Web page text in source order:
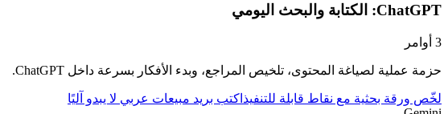
ChatGPT: الكتابة والبحث اليومي
3 أوامر
حزمة عملية لصياغة المحتوى، تلخيص المراجع، وبدء الأفكار بسرعة داخل ChatGPT.
لخّص ورقة بحثية مع نقاط قابلة للتنفيذ اكتب بريد مبيعات عربي لا يبدو آليًا